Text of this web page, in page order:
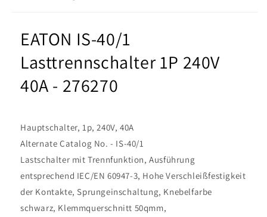
EATON IS-40/1
Lasttrennschalter 1P 240V
40A - 276270
Hauptschalter, 1p, 240V, 40A
Alternate Catalog No. - IS-40/1
Lastschalter mit Trennfunktion, Ausführung
entsprechend IEC/EN 60947-3, Hohe Verschleißfestigkeit
der Kontakte, Sprungeinschaltung, Knebelfarbe
schwarz, Klemmquerschnitt 50qmm,